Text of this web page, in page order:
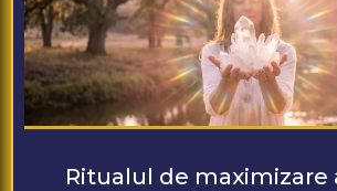
Ritualul de maximizare